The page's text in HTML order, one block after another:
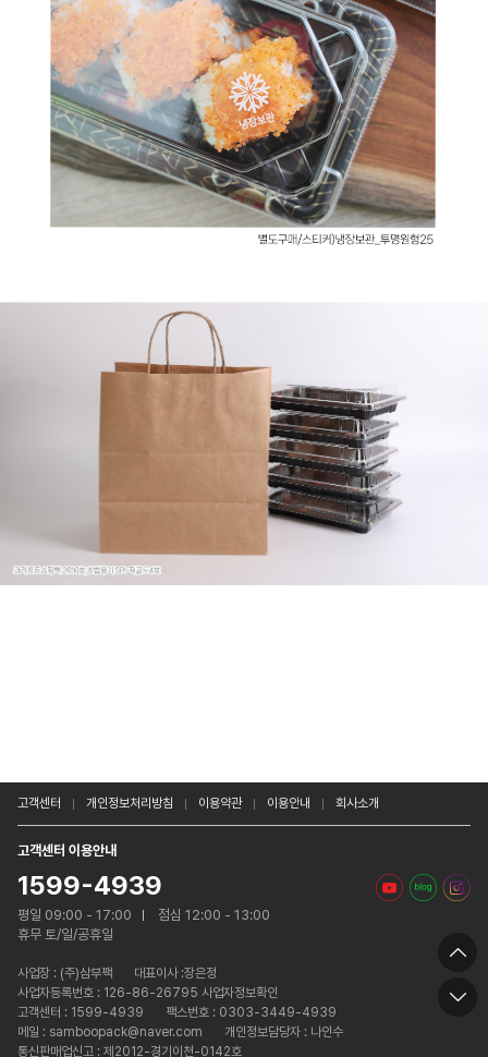
고객센터 개인정보처리방침 이용약관 이용안내 회사소개
고객센터 이용안내
1599-4939
평일 09:00 - 17:00
점심 12:00 - 13:00
휴무 토/일/공휴일
사업장 : (주)삼부팩
대표이사 :장은정
사업자등록번호 : 126-86-26795 사업자정보확인
고객센터 : 1599-4939
팩스번호 : 0303-3449-4939
메일 : samboopack@naver.com
개인정보담당자 : 나인수
통신판매업신고 : 제2012-경기이천-0142호